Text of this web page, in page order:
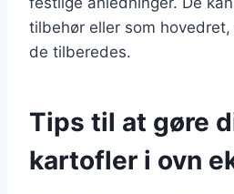
tilbehør eller som
de tilberedes.
Tips til at gøre
kartofler i ovn